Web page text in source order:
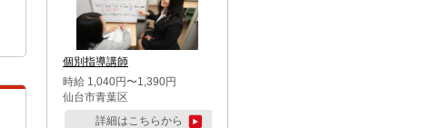
個別指導講師
時給 1,040円〜1,390円
仙台市青葉区
詳細はこちらから